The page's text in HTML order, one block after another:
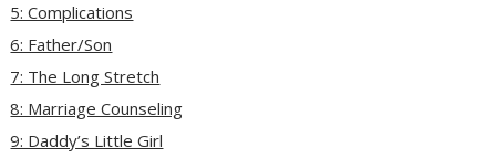
5: Complications
6: Father/Son
7: The Long Stretch
8: Marriage Counseling
9: Daddy’s Little Girl